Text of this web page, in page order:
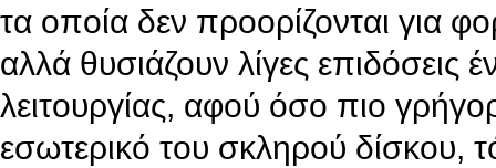
τα οποία δεν προορίζονται για
αλλά θυσιάζουν λίγες επιδόσεις
λειτουργίας, αφού όσο πιο
εσωτερικό του σκληρού δίσκου,